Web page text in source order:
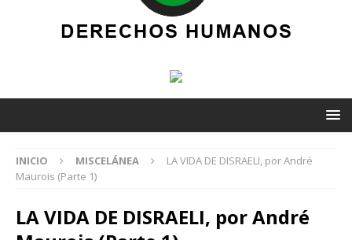
INICIO MISCELÁNEA
LA VIDA DE DISRAELI, por André
Maurois (Parte 1)
LA VIDA DE DISRAELI, por André